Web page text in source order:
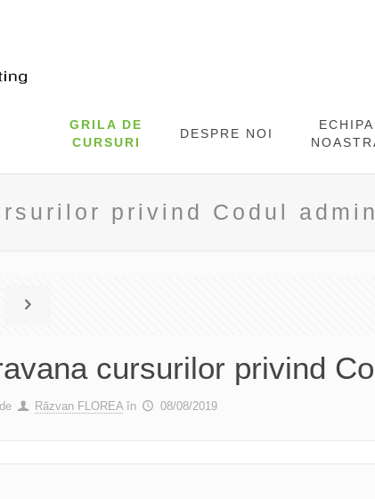
GRILA DE
CURSURI
DESPRE NOI
ECHIPA
privind Codul
cursurilor privind
Răzvan FLOREA în 08/08/2019